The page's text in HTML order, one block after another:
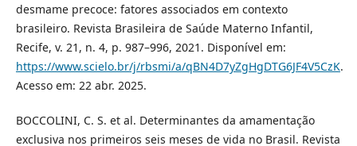
desmame precoce: fatores associados em contexto
brasileiro. Revista Brasileira de Saúde Materno Infantil,
Recife, v. 21, n. 4, p. 987–996, 2021. Disponível em:
https://www.scielo.br/j/rbsmi/a/qBN4D7yZgHgDTG6JF4V5CzK.
Acesso em: 22 abr. 2025.
BOCCOLINI, C. S. et al. Determinantes da amamentação
exclusiva nos primeiros seis meses de vida no Brasil. Revista